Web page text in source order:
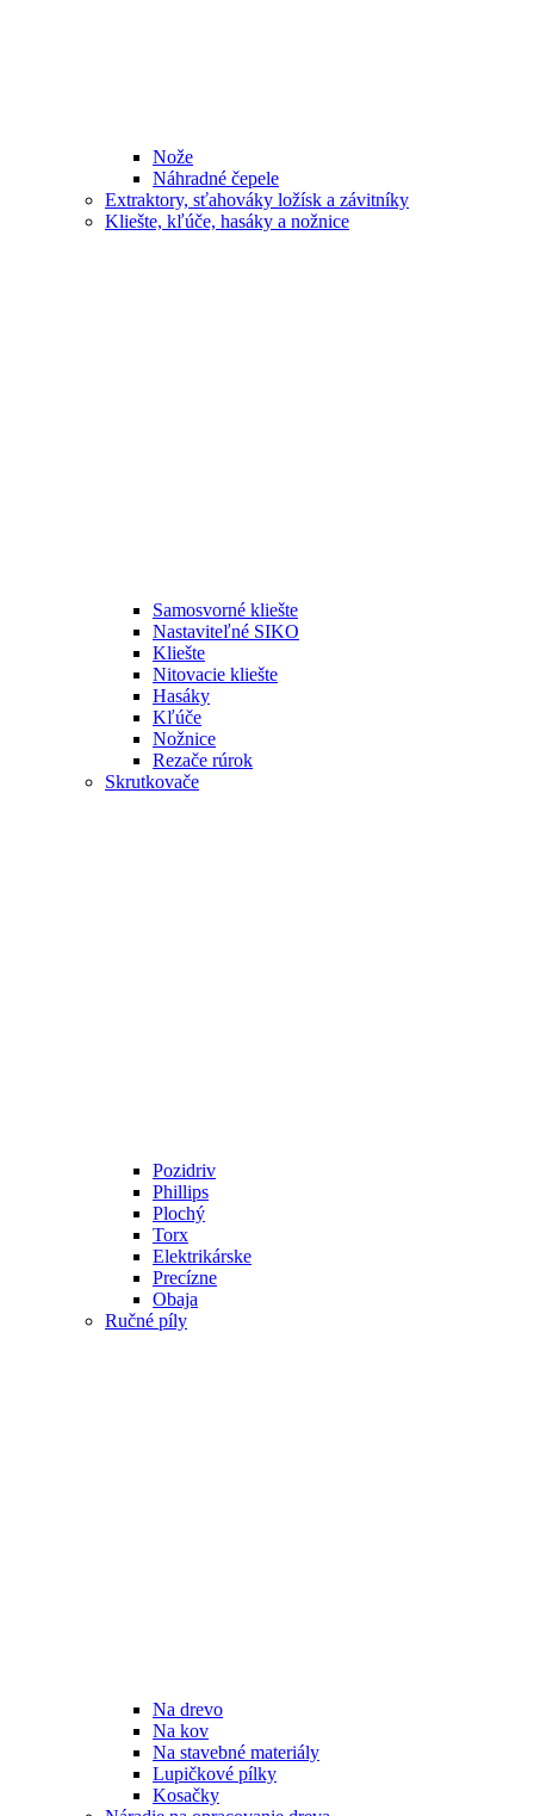
Nože
Náhradné čepele
Extraktory, sťahováky ložísk a závitníky
Kliešte, kľúče, hasáky a nožnice
Samosvorné kliešte
Nastaviteľné SIKO
Kliešte
Nitovacie kliešte
Hasáky
Kľúče
Nožnice
Rezače rúrok
Skrutkovače
Pozidriv
Phillips
Plochý
Torx
Elektrikárske
Precízne
Obaja
Ručné píly
Na drevo
Na kov
Na stavebné materiály
Lupičkové pílky
Kosačky